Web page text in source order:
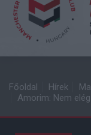
Főoldal Hírek
Amorim: Nem